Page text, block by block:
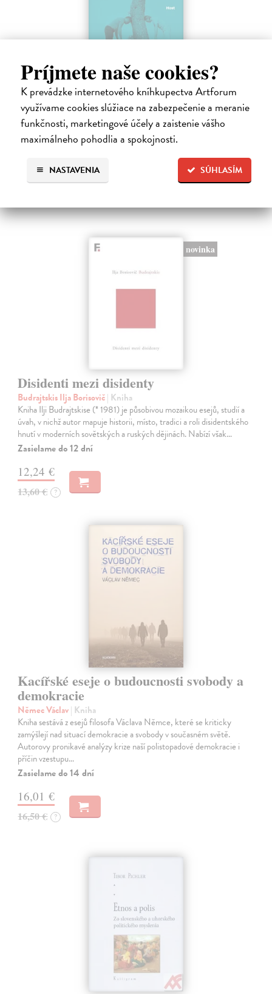
Príjmete naše cookies?
K prevádzke internetového kníhkupectva Artforum
využívame cookies slúžiace na zabezpečenie a meranie
funkčnosti, marketingové účely a zaistenie vášho
maximálneho pohodlia a spokojnosti.
SÚHLASÍM
NASTAVENIA
Spravedlivý růst
Prokop Daniel
| Kniha
Rovné šance, efektivní reformy a prosperita širší společnosti jako lék
na politickou strnulost Česko si udržuje spoustu drahých
nespravedlností. Chudé děti mají malou šanci získat kvalitní vzdělání.
24,51 €
novinka
Disidenti mezi disidenty
Budrajtskis Ilja Borisovič| Kniha
Kniha Ilji Budrajtskise (* 1981) je působivou mozaikou esejů, studií a
úvah, v nichž autor mapuje historii, místo, tradici a roli disidentského
hnutí v moderních sovětských a ruských dějinách. Nabízí však…
Zasielame do 12 dní
12,24 €
13,60 € ?
Kacířské eseje o budoucnosti svobody a
demokracie
Němec Václav| Kniha
Kniha sestává z esejů filosofa Václava Němce, které se kriticky
zamýšlejí nad situací demokracie a svobody v současném světě.
Autorovy pronikavé analýzy krize naší polistopadové demokracie i
příčin vzestupu…
Zasielame do 14 dní
16,01 €
16,50 € ?